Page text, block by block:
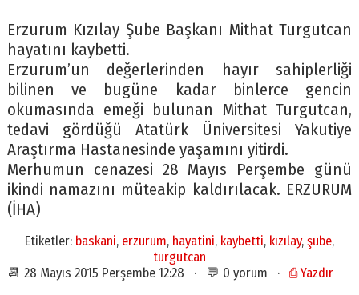
Erzurum Kızılay Şube Başkanı Mithat Turgutcan
hayatını kaybetti.
Erzurum’un değerlerinden hayır sahiplerliği
bilinen ve bugüne kadar binlerce gencin
okumasında emeği bulunan Mithat Turgutcan,
tedavi gördüğü Atatürk Üniversitesi Yakutiye
Araştırma Hastanesinde yaşamını yitirdi.
Merhumun cenazesi 28 Mayıs Perşembe günü
ikindi namazını müteakip kaldırılacak. ERZURUM
(İHA)
Etiketler: baskani, erzurum, hayatini, kaybetti, kızılay, şube,
turgutcan
📆 28 Mayıs 2015 Perşembe 12:28 · 💬 0 yorum · ⎙ Yazdır